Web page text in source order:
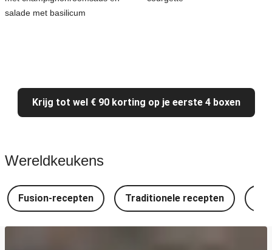
salade met basilicum
Krijg tot wel € 90 korting op je eerste 4 boxen
Wereldkeukens
Fusion-recepten Traditionele recepten